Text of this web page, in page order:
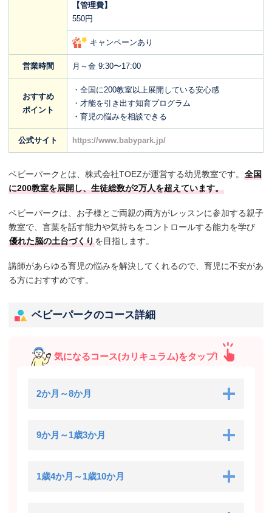
【管理費】
550円
キャンペーンあり
営業時間 月～金 9:30〜17:00
おすすめ
ポイント
・全国に200教室以上展開している安心感
・才能を引き出す知育プログラム
・育児の悩みを相談できる
公式サイト https://www.babypark.jp/
ベビーパークとは、株式会社TOEZが運営する幼児教室です。 全国
に200教室を展開し、生徒総数が2万人を超えています。
ベビーパークは、お子様とご両親の両方がレッスンに参加する親子
教室で、言葉を話す能力や気持ちをコントロールする能力を学び
優れた脳の土台づくりを目指します。
講師があらゆる育児の悩みを解決してくれるので、育児に不安があ
る方におすすめです。
ベビーパークのコース詳細
気になるコース(カリキュラム)をタップ!
2か月～8か月
9か月～1歳3か月
1歳4か月～1歳10か月